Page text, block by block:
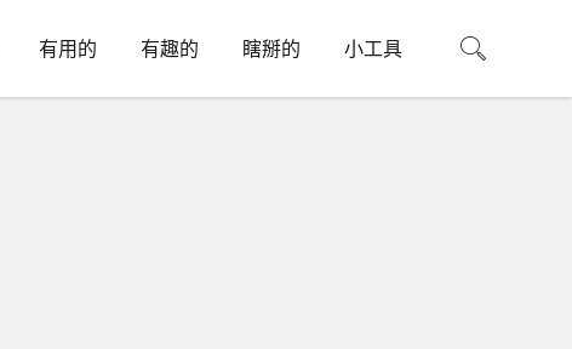
有用的 有趣的 瞎掰的 小工具